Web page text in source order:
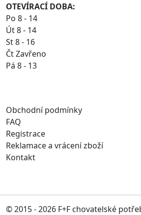
OTEVÍRACÍ DOBA:
Po 8 - 14
Út 8 - 14
St 8 - 16
Čt Zavřeno
Pá 8 - 13
Obchodní podmínky
FAQ
Registrace
Reklamace a vrácení zboží
Kontakt
© 2015 - 2026 F+F chovatelské